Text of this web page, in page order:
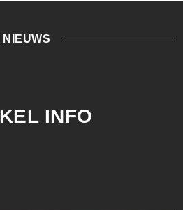
NIEUWS
INFO